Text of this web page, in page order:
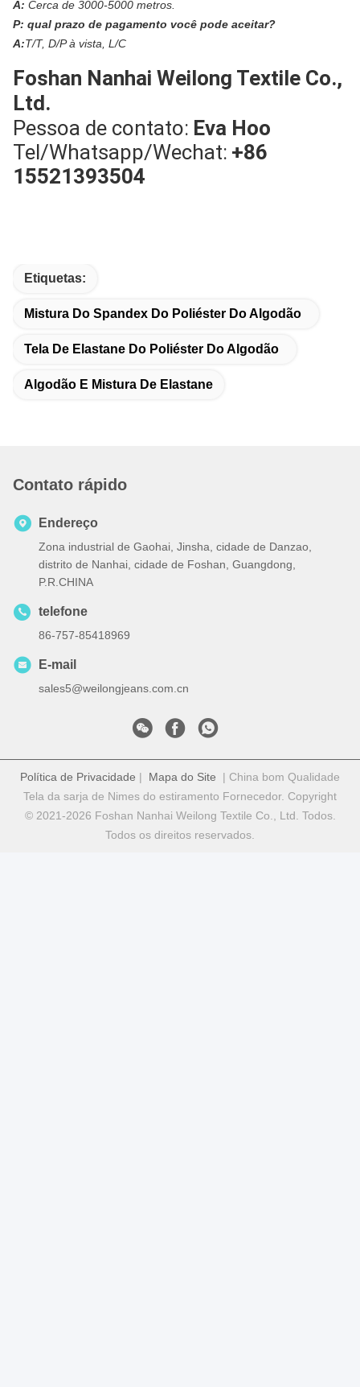
A: Cerca de 3000-5000 metros.
P: qual prazo de pagamento você pode aceitar?
A:T/T, D/P à vista, L/C
Foshan Nanhai Weilong Textile Co.,
Ltd.
Pessoa de contato: Eva Hoo
Tel/Whatsapp/Wechat: +86
15521393504
Etiquetas:
Mistura Do Spandex Do Poliéster Do Algodão
Tela De Elastane Do Poliéster Do Algodão
Algodão E Mistura De Elastane
Contato rápido
Endereço
Zona industrial de Gaohai, Jinsha, cidade de Danzao,
distrito de Nanhai, cidade de Foshan, Guangdong,
P.R.CHINA
telefone
86-757-85418969
E-mail
sales5@weilongjeans.com.cn
Política de Privacidade | Mapa do Site | China bom Qualidade
Tela da sarja de Nimes do estiramento Fornecedor. Copyright
© 2021-2026 Foshan Nanhai Weilong Textile Co., Ltd. Todos.
Todos os direitos reservados.